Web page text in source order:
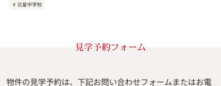
北星中学校
見学予約フォーム
物件の見学予約は、下記お問い合わせフォームまたはお電